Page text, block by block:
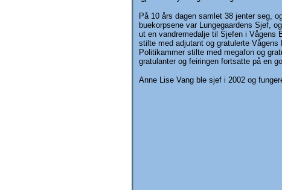
På 10 års dagen samlet 38 jenter seg,
buekorpsene var Lungegaardens Sjef,
ut en vandremedalje til Sjefen i Vågens
stilte med adjutant og gratulerte
Politikammer stilte med megafon og
gratulanter og feiringen fortsatte på en
Anne Lise Vang ble sjef i 2002 og